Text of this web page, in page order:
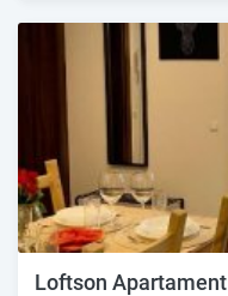
Loftson Apartament